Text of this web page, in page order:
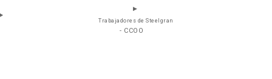
Trabajadores de Steelgran
- CCOO